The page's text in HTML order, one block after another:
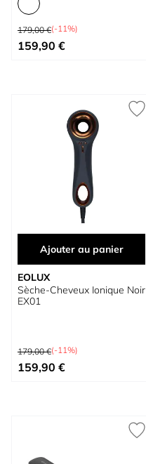
Prix normal
179,00 €(-11%)
À partir de
159,90 €
Ajouter au panier
EOLUX
Sèche-Cheveux Ionique Noir
EX01
Prix normal
179,00 €(-11%)
Prix spécial
159,90 €